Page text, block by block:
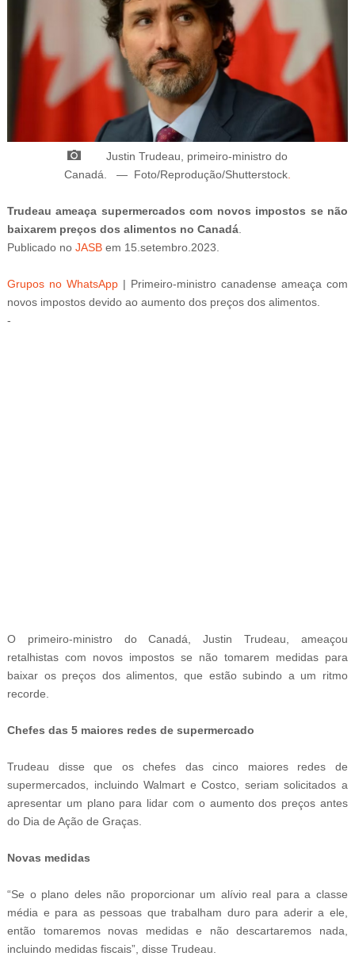
Justin Trudeau, primeiro-ministro do
Canadá.
— Foto/Reprodução/Shutterstock.
Trudeau ameaça supermercados com novos impostos se não
baixarem preços dos alimentos no Canadá.
Publicado no JASB em 15 .setembro.2023.
Grupos no WhatsApp | Primeiro-ministro canadense ameaça com
novos impostos devido ao aumento dos preços dos alimentos.
-
O primeiro-ministro do Canadá, Justin Trudeau, ameaçou
retalhistas com novos impostos se não tomarem medidas para
baixar os preços dos alimentos, que estão subindo a um ritmo
recorde.
Chefes das 5 maiores redes de supermercado
Trudeau disse que os chefes das cinco maiores redes de
supermercados, incluindo Walmart e Costco, seriam solicitados a
apresentar um plano para lidar com o aumento dos preços antes
do Dia de Ação de Graças.
Novas medidas
“Se o plano deles não proporcionar um alívio real para a classe
média e para as pessoas que trabalham duro para aderir a ele,
então tomaremos novas medidas e não descartaremos nada,
incluindo medidas fiscais”, disse Trudeau.